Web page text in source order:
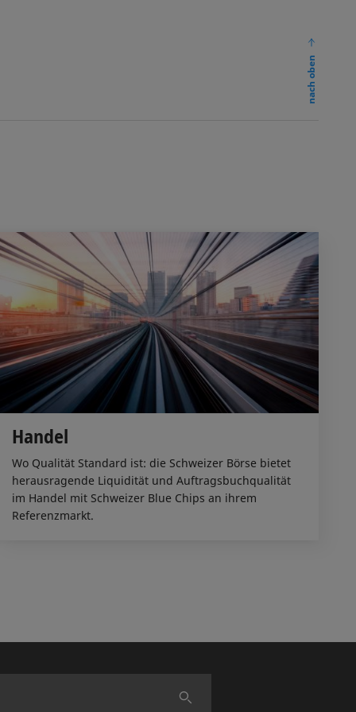
nach oben
Handel
Wo Qualität Standard ist: die Schweizer Börse bietet
herausragende Liquidität und Auftragsbuchqualität
im Handel mit Schweizer Blue Chips an ihrem
Referenzmarkt.
Finden